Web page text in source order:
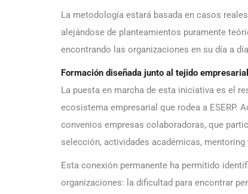
La metodología estará basada en casos
alejándose de planteamientos puramente
encontrando las organizaciones en su día a
Formación diseñada junto al tejido empresarial
La puesta en marcha de esta iniciativa es el
ecosistema empresarial que rodea a ESERP.
convenios empresas colaboradoras, que
selección, actividades académicas,
Esta conexión permanente ha permitido
organizaciones: la dificultad para encontrar